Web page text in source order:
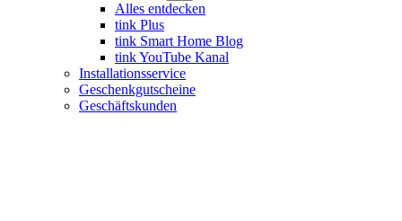
Alles entdecken
tink Plus
tink Smart Home Blog
tink YouTube Kanal
Installationsservice
Geschenkgutscheine
Geschäftskunden